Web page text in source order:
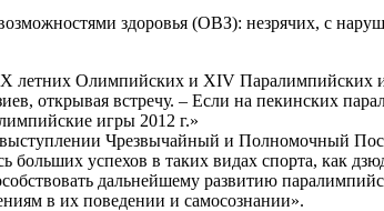
здоровья (ОВЗ): незрячих, с
летних Олимпийских и XIV Паралимпийских
открывая встречу. – Если на пекинских
игры 2012 г.»
Чрезвычайный и Полномочный
успехов в таких видах спорта, как
дальнейшему развитию
в их поведении и самосознании».